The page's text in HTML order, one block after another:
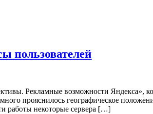
пользователей
Рекламные возможности Яндекса»,
прояснилось географическое
работы некоторые сервера […]